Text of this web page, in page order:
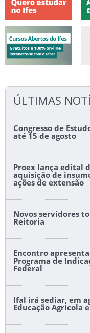
ÚLTIMAS
Congresso de
até 15 de agosto
Proex lança edital
aquisição de
ações de extensão
Novos servidores
Reitoria
Encontro
Programa de
Federal
Ifal irá sediar, em
Educação Agrícola